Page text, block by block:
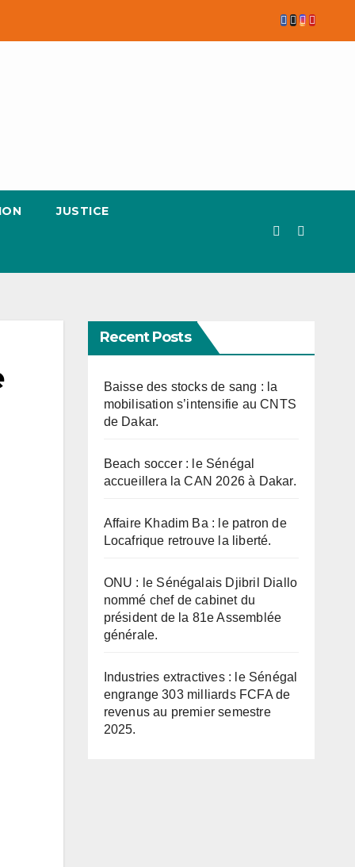
JUSTICE
Recent Posts
Baisse des stocks de sang : la
mobilisation s’intensifie au CNTS
de Dakar.
Beach soccer : le Sénégal
accueillera la CAN 2026 à Dakar.
Affaire Khadim Ba : le patron de
Locafrique retrouve la liberté.
ONU : le Sénégalais Djibril Diallo
nommé chef de cabinet du
président de la 81e Assemblée
générale.
Industries extractives : le Sénégal
engrange 303 milliards FCFA de
revenus au premier semestre
2025.